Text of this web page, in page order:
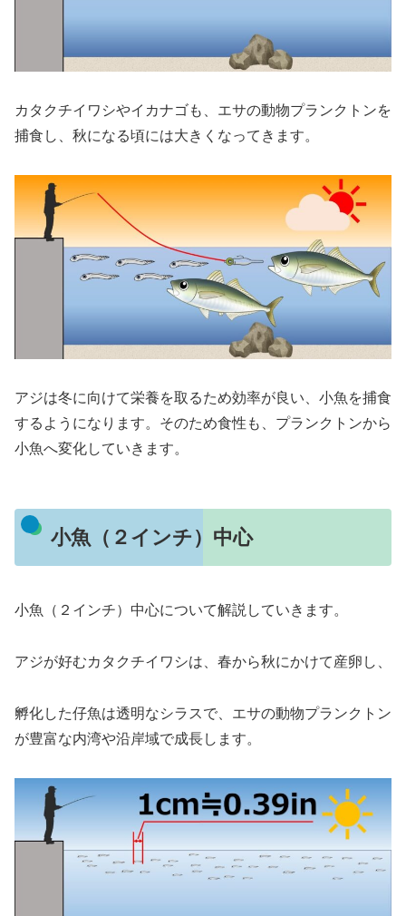
カタクチイワシやイカナゴも、エサの動物プランクトンを
捕食し、秋になる頃には大きくなってきます。
アジは冬に向けて栄養を取るため効率が良い、小魚を捕食
するようになります。そのため食性も、プランクトンから
小魚へ変化していきます。
小魚（２インチ）中心
小魚（２インチ）中心について解説していきます。
アジが好むカタクチイワシは、春から秋にかけて産卵し、
孵化した仔魚は透明なシラスで、エサの動物プランクトン
が豊富な内湾や沿岸域で成長します。